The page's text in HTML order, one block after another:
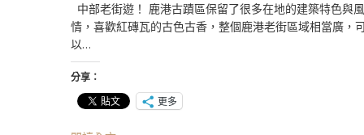
中部老街遊！ 鹿港古蹟區保留了很多在地的建築特色與風
情，喜歡紅磚瓦的古色古香，整個鹿港老街區域相當廣，
以…
分享：
更多